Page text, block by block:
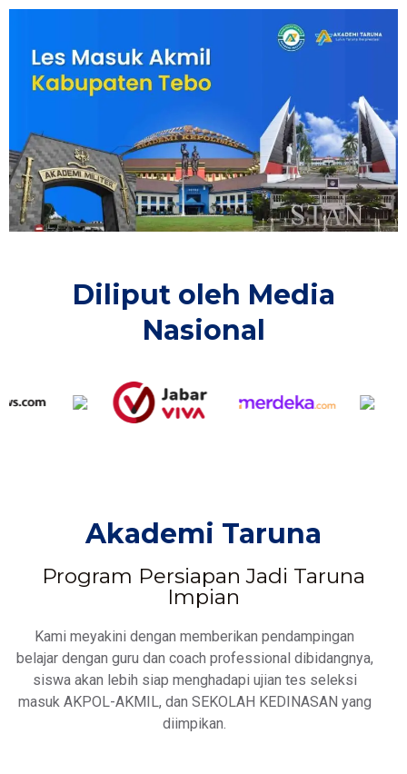
Diliput oleh Media
Nasional​
Akademi Taruna
Program Persiapan Jadi Taruna
Impian
Kami meyakini dengan memberikan pendampingan
belajar dengan guru dan coach professional dibidangnya,
siswa akan lebih siap menghadapi ujian tes seleksi
masuk AKPOL-AKMIL, dan SEKOLAH KEDINASAN yang
diimpikan.